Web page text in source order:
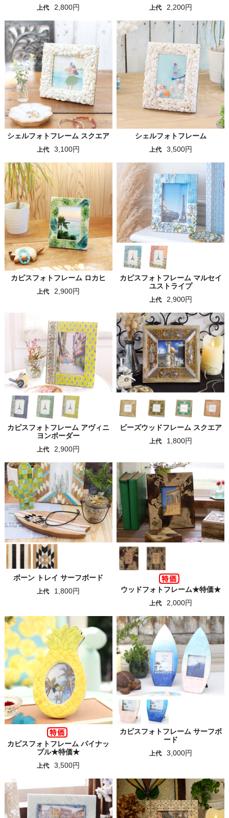
上代 2,800円 上代 2,200円
シェルフォトフレーム スクエア
上代 3,100円
シェルフォトフレーム
上代 3,500円
カピスフォトフレーム ロカヒ
上代 2,900円
カピスフォトフレーム マルセイ
ユストライプ
上代 2,900円
カピスフォトフレーム アヴィニ
ヨンボーダー
上代 2,900円
ビーズウッドフレーム スクエア
上代 1,800円
ボーン トレイ サーフボード
上代 1,800円 ウッドフォトフレーム★特価★
上代 2,000円
カピスフォトフレーム パイナッ
プル★特価★
上代 3,500円
カピスフォトフレーム サーフボ
ード
上代 3,000円